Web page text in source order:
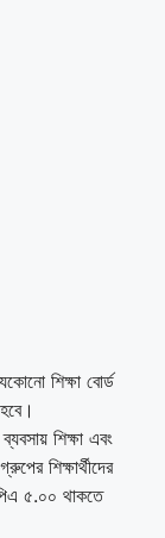
শিক্ষা বোর্ড
ব্যবসায় শিক্ষা এবং
শিক্ষার্থীদের
৫.০০ থাকতে